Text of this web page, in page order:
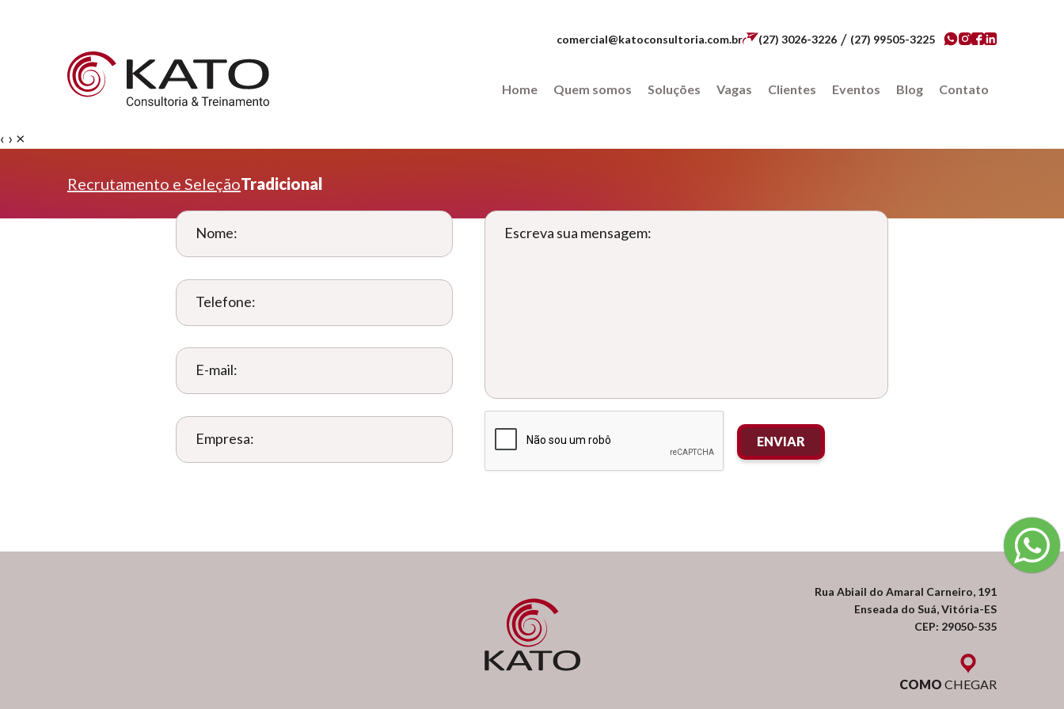
comercial@katoconsultoria.com.br (27) 3026-3226 / (27) 99505-3225
Home Quem somos Soluções Vagas Clientes Eventos Blog Contato
‹ › ×
Recrutamento e SeleçãoTradicional
Nome:
Telefone:
E-mail:
Empresa:
Escreva sua mensagem:
ENVIAR
Rua Abiail do Amaral Carneiro, 191
Enseada do Suá, Vitória-ES
CEP: 29050-535
COMO CHEGAR